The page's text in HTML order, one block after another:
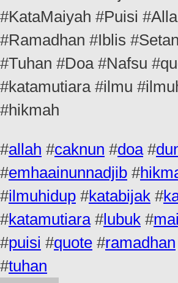
#KataMaiyah #Puisi
#Ramadhan #Iblis
#Tuhan #Doa #Nafsu
#katamutiara #ilmu
#hikmah
#allah #caknun #doa#
#emhaainunnadjib #
#ilmuhidup #katabijak #
#katamutiara#lubuk #
#puisi #quote #ramadhan
#tuhan